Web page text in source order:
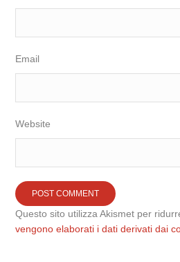
Email
Website
Questo sito utilizza Akismet per
vengono elaborati i dati derivati dai